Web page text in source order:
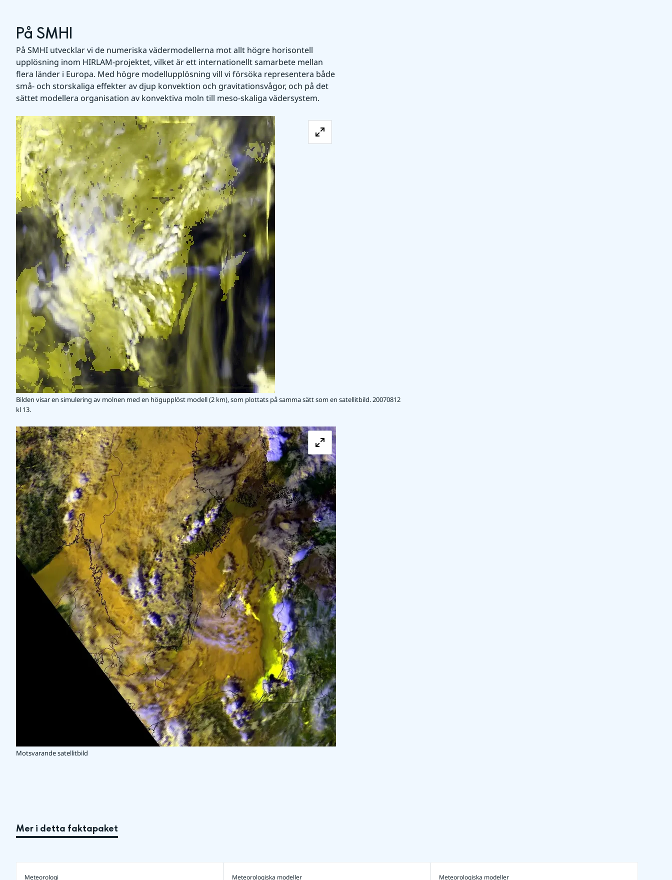
På SMHI
På SMHI utvecklar vi de numeriska vädermodellerna mot allt högre horisontell
upplösning inom HIRLAM-projektet, vilket är ett internationellt samarbete mellan
flera länder i Europa. Med högre modellupplösning vill vi försöka representera både
små- och storskaliga effekter av djup konvektion och gravitationsvågor, och på det
sättet modellera organisation av konvektiva moln till meso-skaliga vädersystem.
Förstora bilden
Bilden visar en simulering av molnen med en högupplöst modell (2 km), som plottats på samma sätt som en satellitbild. 20070812
kl 13.
Förstora bilden
Motsvarande satellitbild
Mer i detta faktapaket
Meteorologi Meteorologiska modeller Meteorologiska modeller